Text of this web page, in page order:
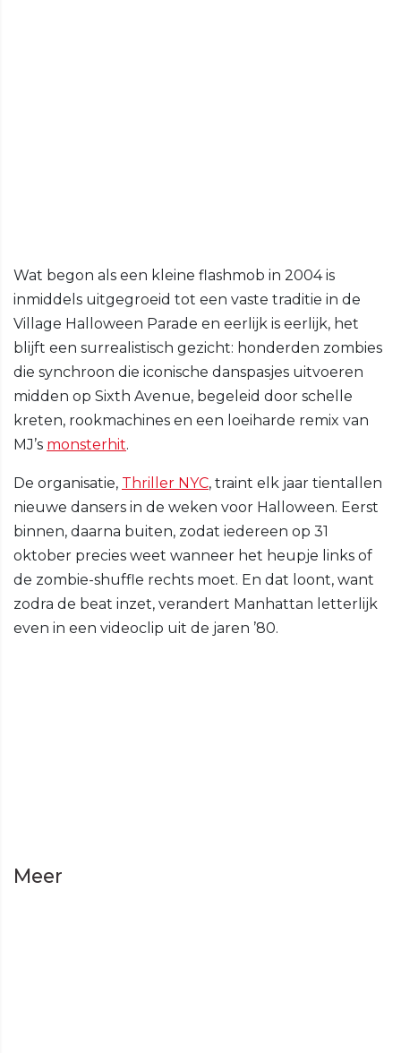
Wat begon als een kleine flashmob in 2004 is
inmiddels uitgegroeid tot een vaste traditie in de
Village Halloween Parade en eerlijk is eerlijk, het
blijft een surrealistisch gezicht: honderden zombies
die synchroon die iconische danspasjes uitvoeren
midden op Sixth Avenue, begeleid door schelle
kreten, rookmachines en een loeiharde remix van
MJ’s monsterhit.
De organisatie, Thriller NYC, traint elk jaar tientallen
nieuwe dansers in de weken voor Halloween. Eerst
binnen, daarna buiten, zodat iedereen op 31
oktober precies weet wanneer het heupje links of
de zombie-shuffle rechts moet. En dat loont, want
zodra de beat inzet, verandert Manhattan letterlijk
even in een videoclip uit de jaren ’80.
Meer